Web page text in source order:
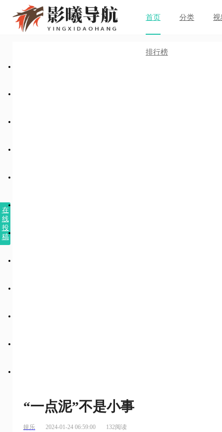
首页 分类 视
排行榜
在
线
投
稿
“一点泥”不是小事
娱乐 2024-01-24 06:59:00 132阅读